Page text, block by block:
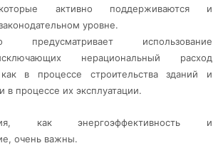
активно поддерживаются и
уровне.
предусматривает использование
нерациональный расход
как в процессе строительства зданий и
в процессе их эксплуатации.
как энергоэффективность и
очень важны.